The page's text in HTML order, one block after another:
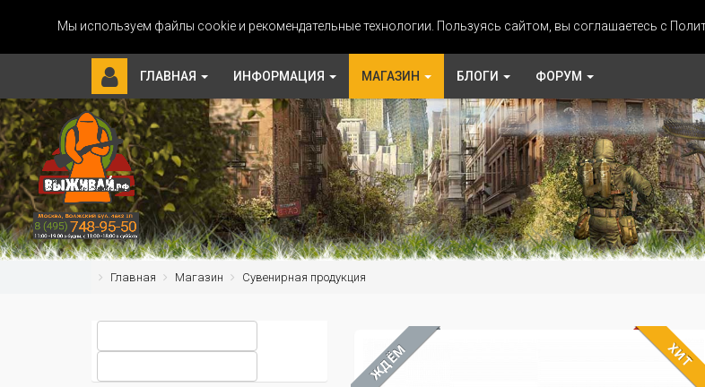
Мы используем файлы cookie и рекомендательные технологии. Пользуясь сайтом, вы соглашаетесь с
ГЛАВНАЯ ИНФОРМАЦИЯ МАГАЗИН БЛОГИ ФОРУМ
Главная Магазин Сувенирная продукция
ЖДЁМ ХИТ